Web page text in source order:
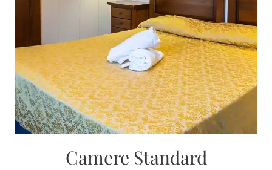
Camere Standard